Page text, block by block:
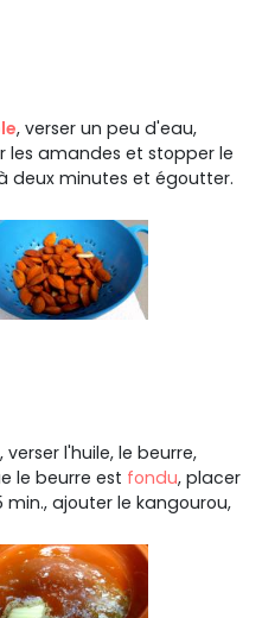
, verser un peu d'eau,
les amandes et stopper le
deux minutes et égoutter.
, verser l'huile, le beurre,
le beurre est fondu, placer
min., ajouter le kangourou,